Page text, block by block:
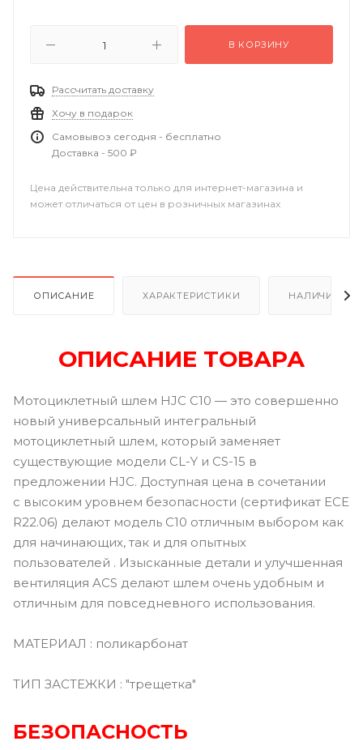
В КОРЗИНУ
Рассчитать доставку
Хочу в подарок
Самовывоз сегодня - бесплатно
Доставка - 500 ₽
Цена действительна только для интернет-магазина и
может отличаться от цен в розничных магазинах
ОПИСАНИЕ ХАРАКТЕРИСТИКИ НАЛИЧИЕ
ОПИСАНИЕ ТОВАРА
Мотоциклетный шлем HJC C10 — это совершенно
новый универсальный интегральный
мотоциклетный шлем, который заменяет
существующие модели CL-Y и CS-15 в
предложении HJC. Доступная цена в сочетании
с высоким уровнем безопасности (сертификат ECE
R22.06) делают модель C10 отличным выбором как
для начинающих, так и для опытных
пользователей . Изысканные детали и улучшенная
вентиляция ACS делают шлем очень удобным и
отличным для повседневного использования.
МАТЕРИАЛ : поликарбонат
ТИП ЗАСТЕЖКИ : "трещетка"
БЕЗОПАСНОСТЬ